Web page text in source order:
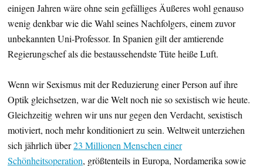
einigen Jahren wäre ohne sein gefälliges Äußeres wohl genauso
wenig denkbar wie die Wahl seines Nachfolgers, einem zuvor
unbekannten Uni-Professor. In Spanien gilt der amtierende
Regierungschef als die bestaussehendste Tüte heiße Luft.
Wenn wir Sexismus mit der Reduzierung einer Person auf ihre
Optik gleichsetzen, war die Welt noch nie so sexistisch wie heute.
Gleichzeitig wehren wir uns nur gegen den Verdacht, sexistisch
motiviert, noch mehr konditioniert zu sein. Weltweit unterziehen
sich jährlich über23 Millionen Menschen einer
Schönheitsoperation, größtenteils in Europa, Nordamerika sowie